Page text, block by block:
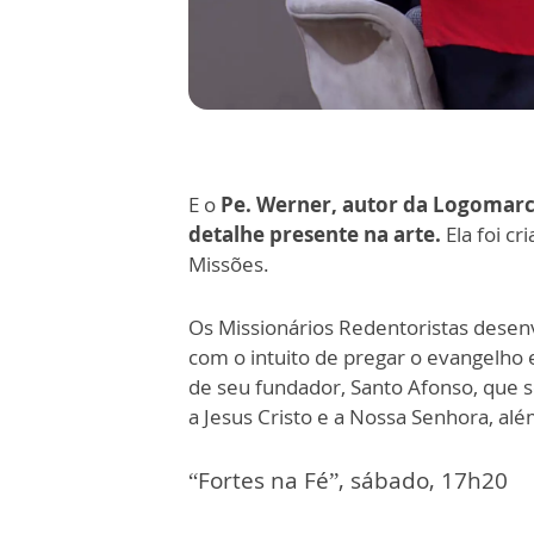
E o Pe. Werner, autor da
detalhe presente na arte. Ela foi
Missões.
Os Missionários Redentoristas
com o intuito de pregar o
de seu fundador, Santo Afonso, que
a Jesus Cristo e a Nossa Senhora,
“Fortes na Fé”, sábado, 17h20